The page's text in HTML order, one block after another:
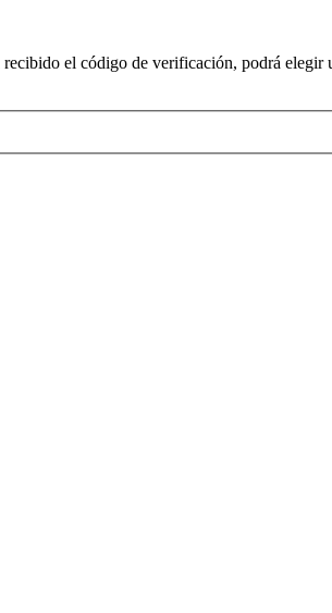
el código de verificación, podrá elegir